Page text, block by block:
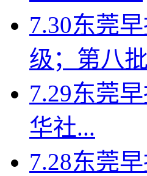
7.30东莞
级；第八
7.29东莞
华社...
7.28东莞